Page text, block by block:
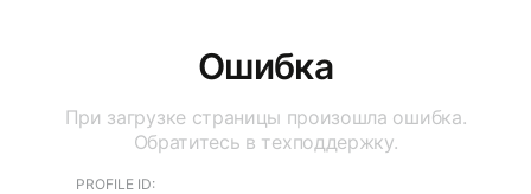
Ошибка
При загрузке страницы произошла ошибка.
Обратитесь в техподдержку.
PROFILE ID: